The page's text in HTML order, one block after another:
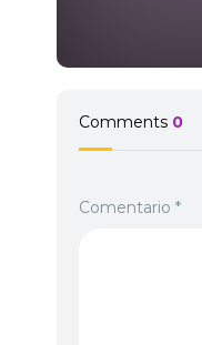
Comments 0
Comentario *